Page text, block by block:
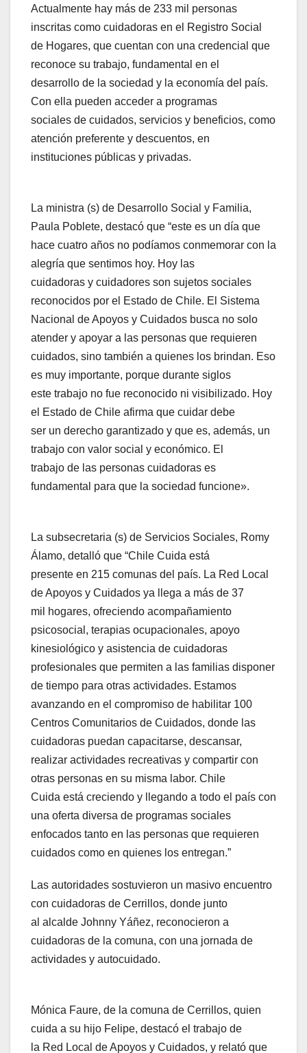
Actualmente hay más de 233 mil personas
inscritas como cuidadoras en el Registro Social
de Hogares, que cuentan con una credencial que
reconoce su trabajo, fundamental en el
desarrollo de la sociedad y la economía del país.
Con ella pueden acceder a programas
sociales de cuidados, servicios y beneficios, como
atención preferente y descuentos, en
instituciones públicas y privadas.
La ministra (s) de Desarrollo Social y Familia,
Paula Poblete, destacó que “este es un día que
hace cuatro años no podíamos conmemorar con la
alegría que sentimos hoy. Hoy las
cuidadoras y cuidadores son sujetos sociales
reconocidos por el Estado de Chile. El Sistema
Nacional de Apoyos y Cuidados busca no solo
atender y apoyar a las personas que requieren
cuidados, sino también a quienes los brindan. Eso
es muy importante, porque durante siglos
este trabajo no fue reconocido ni visibilizado. Hoy
el Estado de Chile afirma que cuidar debe
ser un derecho garantizado y que es, además, un
trabajo con valor social y económico. El
trabajo de las personas cuidadoras es
fundamental para que la sociedad funcione».
La subsecretaria (s) de Servicios Sociales, Romy
Álamo, detalló que “Chile Cuida está
presente en 215 comunas del país. La Red Local
de Apoyos y Cuidados ya llega a más de 37
mil hogares, ofreciendo acompañamiento
psicosocial, terapias ocupacionales, apoyo
kinesiológico y asistencia de cuidadoras
profesionales que permiten a las familias disponer
de tiempo para otras actividades. Estamos
avanzando en el compromiso de habilitar 100
Centros Comunitarios de Cuidados, donde las
cuidadoras puedan capacitarse, descansar,
realizar actividades recreativas y compartir con
otras personas en su misma labor. Chile
Cuida está creciendo y llegando a todo el país con
una oferta diversa de programas sociales
enfocados tanto en las personas que requieren
cuidados como en quienes los entregan.”
Las autoridades sostuvieron un masivo encuentro
con cuidadoras de Cerrillos, donde junto
al alcalde Johnny Yáñez, reconocieron a
cuidadoras de la comuna, con una jornada de
actividades y autocuidado.
Mónica Faure, de la comuna de Cerrillos, quien
cuida a su hijo Felipe, destacó el trabajo de
la Red Local de Apoyos y Cuidados, y relató que